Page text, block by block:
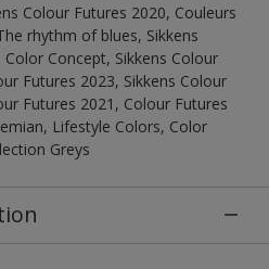
Colour Futures 2020, Couleurs
rhythm of blues, Sikkens
Concept, Sikkens Colour
Futures 2023, Sikkens Colour
Futures 2021, Colour Futures
Lifestyle Colors, Color
Greys